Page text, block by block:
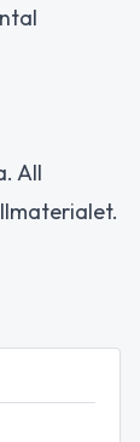
All